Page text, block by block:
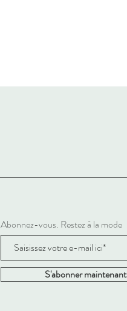
Abonnez-vous. Restez à la mode
S'abonner maintenant